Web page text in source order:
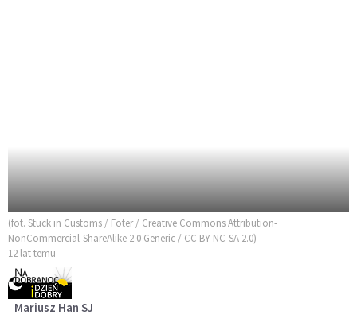
(fot. Stuck in Customs / Foter / Creative Commons Attribution-
NonCommercial-ShareAlike 2.0 Generic / CC BY-NC-SA 2.0)
12 lat temu
Mariusz Han SJ